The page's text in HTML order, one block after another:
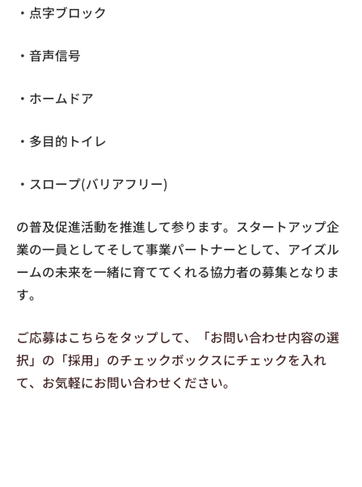
・点字ブロック
・音声信号
・ホームドア
・多目的トイレ
・スロープ(バリアフリー)
の普及促進活動を推進して参ります。スタートアップ企
業の一員としてそして事業パートナーとして、アイズル
ームの未来を一緒に育ててくれる協力者の募集となりま
す。
ご応募はこちらをタップして、「お問い合わせ内容の選
択」の「採用」のチェックボックスにチェックを入れ
て、お気軽にお問い合わせください。